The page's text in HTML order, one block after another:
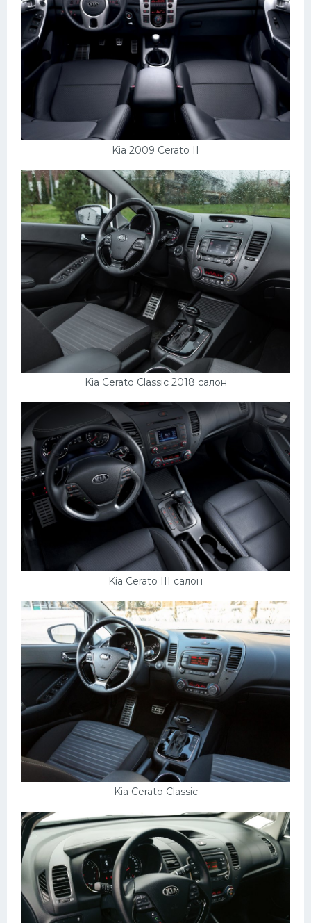
Kia 2009 Cerato II
Kia Cerato Classic 2018 салон
Kia Cerato III салон
Kia Cerato Classic
ЛУАЗ
Фиат
Ситроен
Субару
Опель
Подводные лодки
Митсубиси
Киа
Танки
Крайслер
Самолеты
Корабли
Комплектующие
Тойота
Шкода
Вертолеты
Мазда
Самокаты
Велосипеды
Рено
Прогулочные суда
Лимузины
Камаз
Автобусы
Хонда
Грузовики
Шевроле
УАЗ
Автокемпер
Феррари
Поезда
Мотоциклы
Ямаха